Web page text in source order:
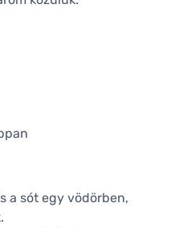
a sót egy vödörben,